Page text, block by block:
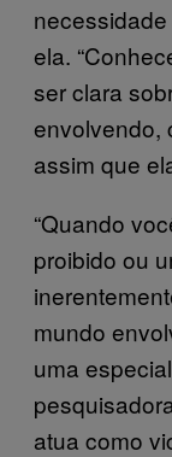
ela.
ser clara
envolvendo,
assim que
“Quando
proibido ou
mundo
uma
atua como